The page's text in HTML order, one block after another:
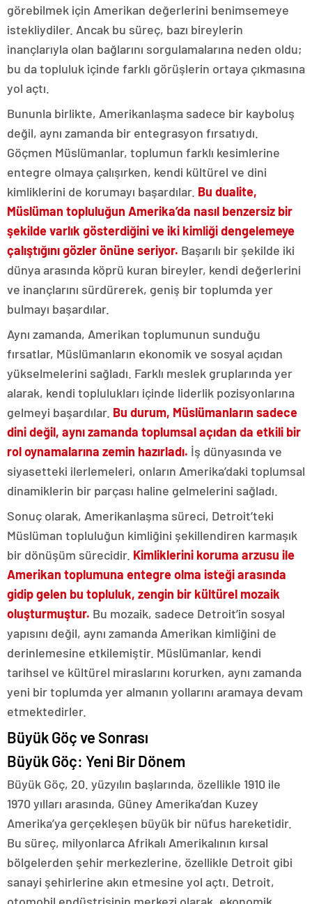
görebilmek için Amerikan değerlerini benimsemeye
istekliydiler. Ancak bu süreç, bazı bireylerin
inançlarıyla olan bağlarını sorgulamalarına neden oldu;
bu da topluluk içinde farklı görüşlerin ortaya çıkmasına
yol açtı.
Bununla birlikte, Amerikanlaşma sadece bir kayboluş
değil, aynı zamanda bir entegrasyon fırsatıydı.
Göçmen Müslümanlar, toplumun farklı kesimlerine
entegre olmaya çalışırken, kendi kültürel ve dini
kimliklerini de korumayı başardılar. Bu dualite,
Müslüman topluluğun Amerika’da nasıl benzersiz bir
şekilde varlık gösterdiğini ve iki kimliği dengelemeye
çalıştığını gözler önüne seriyor. Başarılı bir şekilde iki
dünya arasında köprü kuran bireyler, kendi değerlerini
ve inançlarını sürdürerek, geniş bir toplumda yer
bulmayı başardılar.
Aynı zamanda, Amerikan toplumunun sunduğu
fırsatlar, Müslümanların ekonomik ve sosyal açıdan
yükselmelerini sağladı. Farklı meslek gruplarında yer
alarak, kendi toplulukları içinde liderlik pozisyonlarına
gelmeyi başardılar. Bu durum, Müslümanların sadece
dini değil, aynı zamanda toplumsal açıdan da etkili bir
rol oynamalarına zemin hazırladı. İş dünyasında ve
siyasetteki ilerlemeleri, onların Amerika’daki toplumsal
dinamiklerin bir parçası haline gelmelerini sağladı.
Sonuç olarak, Amerikanlaşma süreci, Detroit’teki
Müslüman topluluğun kimliğini şekillendiren karmaşık
bir dönüşüm sürecidir. Kimliklerini koruma arzusu ile
Amerikan toplumuna entegre olma isteği arasında
gidip gelen bu topluluk, zengin bir kültürel mozaik
oluşturmuştur. Bu mozaik, sadece Detroit’in sosyal
yapısını değil, aynı zamanda Amerikan kimliğini de
derinlemesine etkilemiştir. Müslümanlar, kendi
tarihsel ve kültürel miraslarını korurken, aynı zamanda
yeni bir toplumda yer almanın yollarını aramaya devam
etmektedirler.
Büyük Göç ve Sonrası
Büyük Göç: Yeni Bir Dönem
Büyük Göç, 20. yüzyılın başlarında, özellikle 1910 ile
1970 yılları arasında, Güney Amerika’dan Kuzey
Amerika’ya gerçekleşen büyük bir nüfus hareketidir.
Bu süreç, milyonlarca Afrikalı Amerikalının kırsal
bölgelerden şehir merkezlerine, özellikle Detroit gibi
sanayi şehirlerine akın etmesine yol açtı. Detroit,